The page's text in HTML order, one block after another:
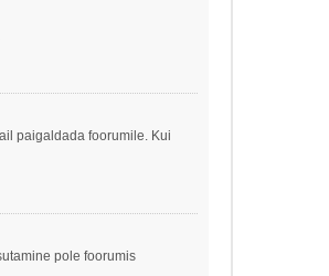
paigaldada foorumile. Kui
pole foorumis